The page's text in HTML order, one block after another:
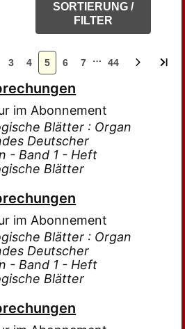
SORTIERUNG /
FILTER
3 4 5 6 7 … 44
im Abonnement
Blätter : Organ
Deutscher
- Band 1 - Heft
Blätter
im Abonnement
Blätter : Organ
Deutscher
- Band 1 - Heft
Blätter